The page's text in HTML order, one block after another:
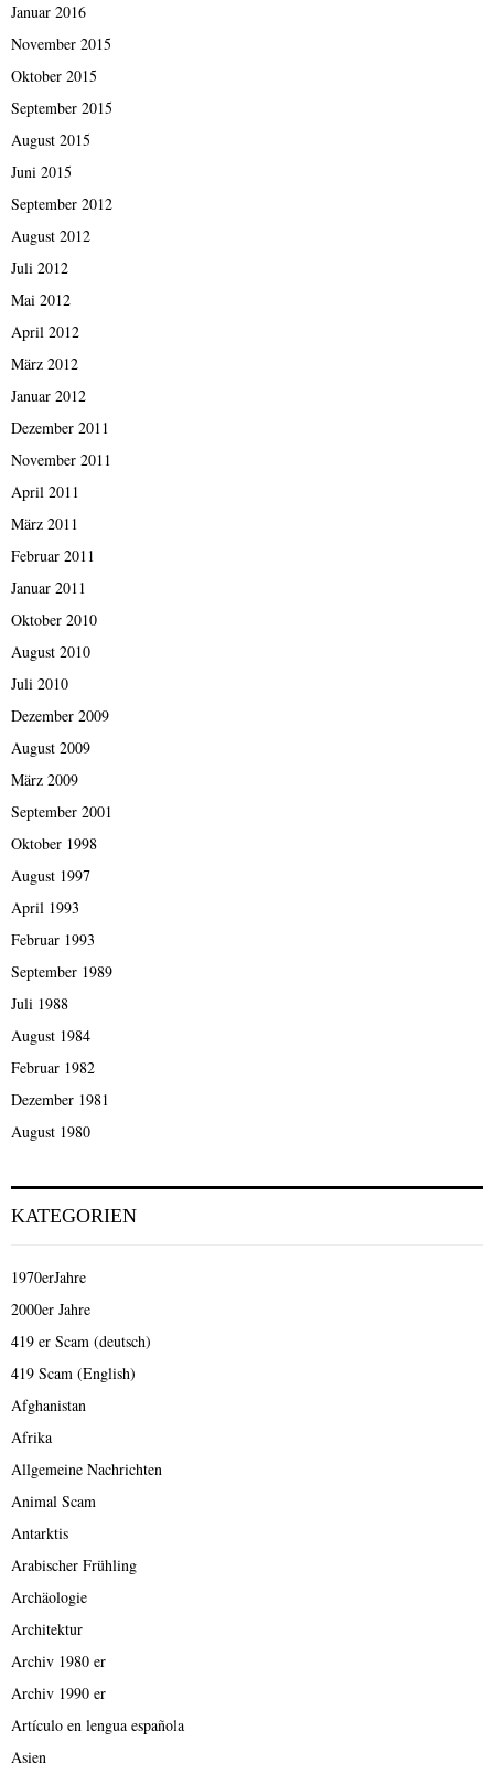
Januar 2016
November 2015
Oktober 2015
September 2015
August 2015
Juni 2015
September 2012
August 2012
Juli 2012
Mai 2012
April 2012
März 2012
Januar 2012
Dezember 2011
November 2011
April 2011
März 2011
Februar 2011
Januar 2011
Oktober 2010
August 2010
Juli 2010
Dezember 2009
August 2009
März 2009
September 2001
Oktober 1998
August 1997
April 1993
Februar 1993
September 1989
Juli 1988
August 1984
Februar 1982
Dezember 1981
August 1980
KATEGORIEN
1970erJahre
2000er Jahre
419 er Scam (deutsch)
419 Scam (English)
Afghanistan
Afrika
Allgemeine Nachrichten
Animal Scam
Antarktis
Arabischer Frühling
Archäologie
Architektur
Archiv 1980 er
Archiv 1990 er
Artículo en lengua española
Asien